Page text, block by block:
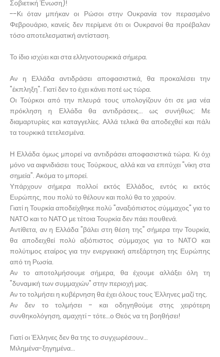
Σοβιετική Ένωση)!
--Κι όταν μπήκαν οι Ρώσοι στην Ουκρανία τον περασμένο
Φεβρουάριο, κανείς δεν περίμενε ότι οι Ουκρανοί θα προέβαλαν
τόσο αποτελεσματική αντίσταση.
Το ίδιο ισχύει και στα ελληνοτουρκικά σήμερα.
Αν η Ελλάδα αντιδράσει αποφασιστικά, θα προκαλέσει την
"έκπληξη". Γιατί δεν το έχει κάνει ποτέ ως τώρα.
Οι Τούρκοι από την πλευρά τους υπολογίζουν ότι σε μια νέα
πρόκληση η Ελλάδα θα αντιδράσεις... ως συνήθως: Με
διαμαρτυρίες και καταγγελίες. Αλλά τελικά θα αποδεχθεί και πάλι
τα τουρκικά τετελεσμένα.
Η Ελλάδα όμως μπορεί να αντιδράσει αποφασιστικά τώρα. Κι όχι
μόνο να αιφνιδιάσει τους Τούρκους, αλλά και να επιτύχει "νίκη στα
σημεία". Ακόμα το μπορεί.
Υπάρχουν σήμερα πολλοί εκτός Ελλάδος, εντός κι εκτός
Ευρώπης, που πολύ το θέλουν και πολύ θα το χαρούν.
Γιατί η Τουρκία αποδείχθηκε πολύ "αναξιόπιστος σύμμαχος" για το
ΝΑΤΟ και το ΝΑΤΟ με τέτοια Τουρκία δεν πάει πουθενά.
Αντίθετα, αν η Ελλάδα "βάλει στη θέση της" σήμερα την Τουρκία,
θα αποδειχθεί πολύ αξιόπιστος σύμμαχος για το ΝΑΤΟ και
πολύτιμος εταίρος για την ενεργειακή απεξάρτηση της Ευρώπης
από τη Ρωσία.
Αν το αποτολμήσουμε σήμερα, θα έχουμε αλλάξει όλη τη
"δυναμική των συμμαχιών" στην περιοχή μας.
Αν το τολμήσει η κυβέρνηση θα έχει όλους τους Έλληνες μαζί της.
Αν δεν το τολμήσει - και οδηγηθούμε στης χειρότερη
συνθηκολόγηση, αμαχητί - τότε...ο Θεός να τη βοηθήσει!
Γιατί οι Έλληνες δεν θα της το συγχωρέσουν...
Μιλημένα-ξηγημένα...